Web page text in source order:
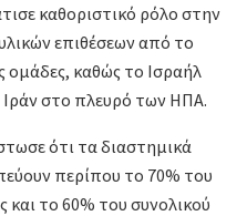
καθοριστικό ρόλο στην
επιθέσεων από το
ομάδες, καθώς το Ισραήλ
Ιράν στο πλευρό των ΗΠΑ.
ότι τα διαστημικά
περίπου το 70% του
το 60% του συνολικού